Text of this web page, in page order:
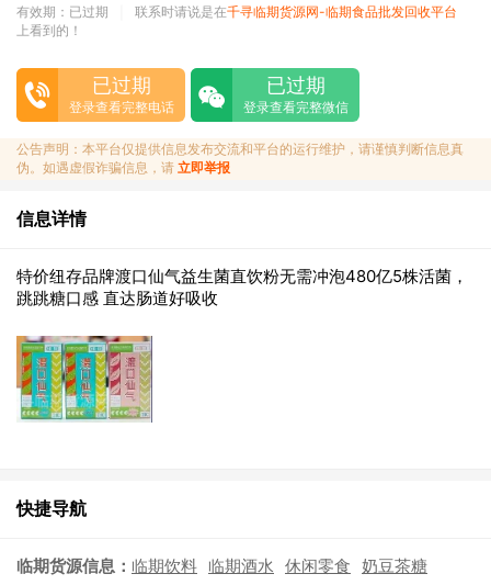
有效期：已过期 联系时请说是在千寻临期货源网-临期食品批发回收平台
上看到的！
已过期
登录查看完整电话
已过期
登录查看完整微信
公告声明：本平台仅提供信息发布交流和平台的运行维护，请谨慎判断信息真
伪。如遇虚假诈骗信息，请 立即举报
信息详情
特价纽存品牌渡口仙气益生菌直饮粉无需冲泡480亿5株活菌，
跳跳糖口感 直达肠道好吸收
快捷导航
临期货源信息： 临期饮料 临期酒水 休闲零食 奶豆茶糖